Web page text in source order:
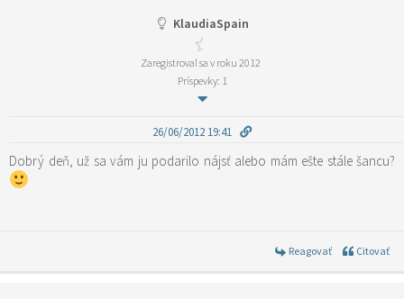
KlaudiaSpain
Zaregistroval sa v roku 2012
Príspevky: 1
26/06/2012 19:41
Dobrý deň, už sa vám ju podarilo nájsť alebo mám ešte stále šancu?
Reagovať Citovať